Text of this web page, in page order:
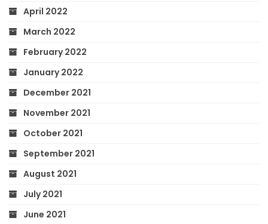
April 2022
March 2022
February 2022
January 2022
December 2021
November 2021
October 2021
September 2021
August 2021
July 2021
June 2021